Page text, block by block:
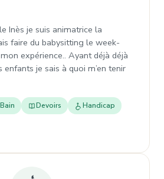
Inès je suis animatrice la
faire du babysitting le week-
expérience.. Ayant déjà déjà
je sais à quoi m’en tenir
Bain Devoirs Handicap